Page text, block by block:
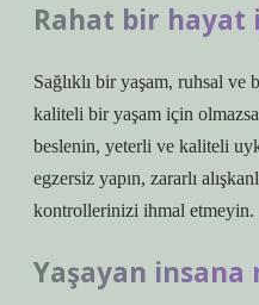
Rahat bir hayat
Sağlıklı bir yaşam, ruhsal ve
kaliteli bir yaşam için
beslenin, yeterli ve kaliteli
egzersiz yapın, zararlı
kontrollerinizi ihmal etmeyin.
Yaşayan insana